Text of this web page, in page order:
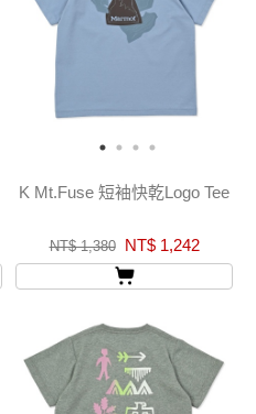
K Mt.Fuse 短袖快乾Logo Tee
NT$ 1,380 NT$ 1,242